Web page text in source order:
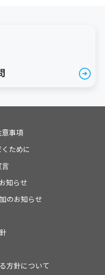
事項
ために
言
知らせ
のお知らせ
方針について